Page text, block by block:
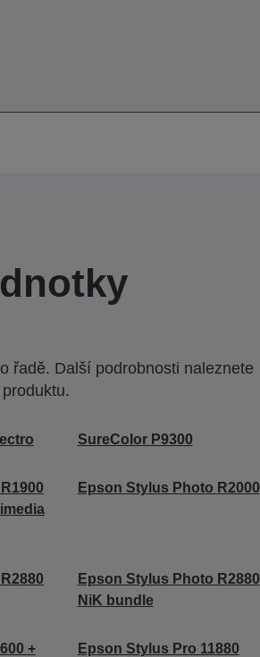
řadě. Další podrobnosti naleznete
SureColor P9300
Epson Stylus Photo R2000
Epson Stylus Photo R2880
NiK bundle
+ Epson Stylus Pro 11880